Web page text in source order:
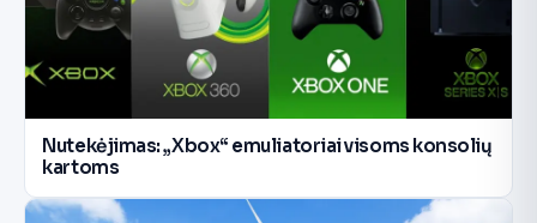
Nutekėjimas: „Xbox“ emuliatoriai visoms konsolių
kartoms